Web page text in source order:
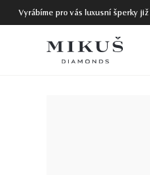
Vyrábíme pro vás luxusní šperky